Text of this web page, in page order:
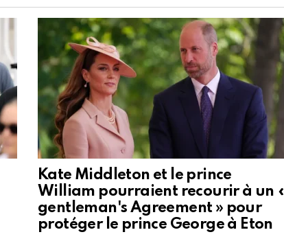
Kate Middleton et le prince
William pourraient recourir à un «
gentleman's Agreement » pour
protéger le prince George à Eton